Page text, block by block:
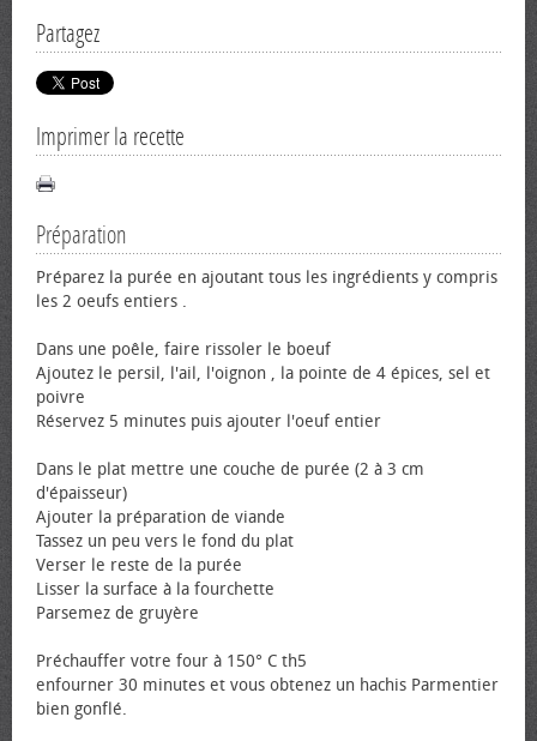
Partagez
Imprimer la recette
Préparation
Préparez la purée en ajoutant tous les ingrédients y compris
les 2 œufs entiers .
Dans une poêle, faire rissoler le bœuf
Ajoutez le persil, l'ail, l'oignon , la pointe de 4 épices, sel et
poivre
Réservez 5 minutes puis ajouter l'œuf entier
Dans le plat mettre une couche de purée (2 à 3 cm
d'épaisseur)
Ajouter la préparation de viande
Tassez un peu vers le fond du plat
Verser le reste de la purée
Lisser la surface à la fourchette
Parsemez de gruyère
Préchauffer votre four à 150° C th5
enfourner 30 minutes et vous obtenez un hachis Parmentier
bien gonflé.